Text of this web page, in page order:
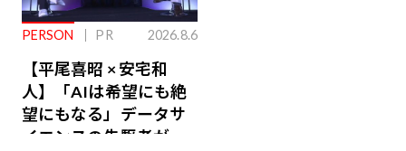
PERSON PR 2026.8.6
【平尾喜昭 × 安宅和
人】「AIは希望にも絶
望にもなる」データサ
イエンスの先駆者が語